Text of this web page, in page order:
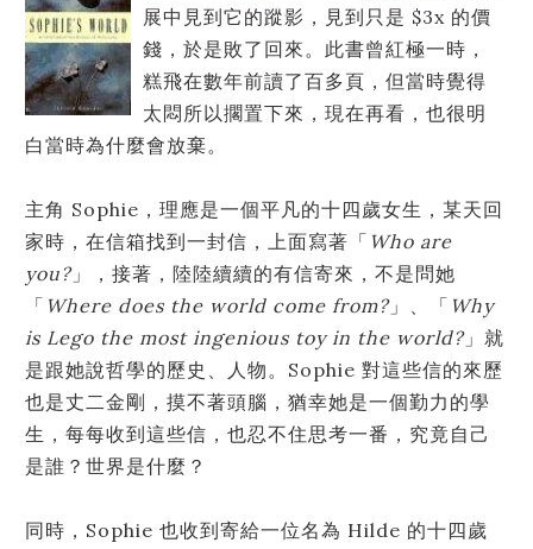
展中見到它的蹤影，見到只是 $3x 的價
錢，於是敗了回來。此書曾紅極一時，
糕飛在數年前讀了百多頁，但當時覺得
太悶所以擱置下來，現在再看，也很明
白當時為什麼會放棄。
主角 Sophie，理應是一個平凡的十四歲女生，某天回
家時，在信箱找到一封信，上面寫著「 Who are
you?」，接著，陸陸續續的有信寄來，不是問她
「 Where does the world come from?」、「 Why
is Lego the most ingenious toy in the world?」就
是跟她說哲學的歷史、人物。Sophie 對這些信的來歷
也是丈二金剛，摸不著頭腦，猶幸她是一個勤力的學
生，每每收到這些信，也忍不住思考一番，究竟自己
是誰？世界是什麼？
同時，Sophie 也收到寄給一位名為 Hilde 的十四歲